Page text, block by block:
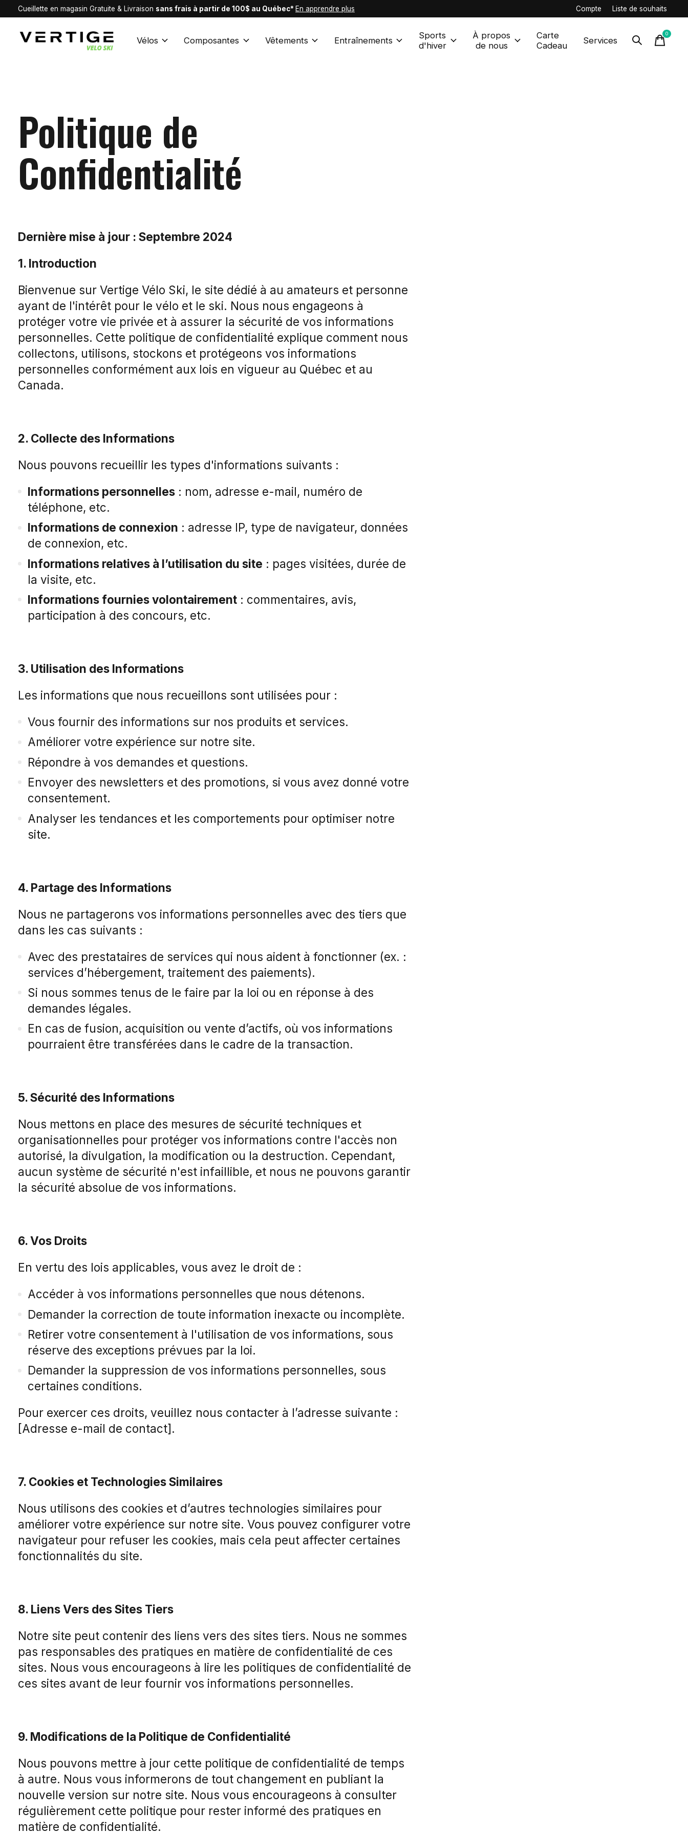
Cueillette en magasin Gratuite & Livraison sans frais à partir de 100$ au Québec* En apprendre plus Compte Liste de souhaits
Vélos Composantes Vêtements Entraînements
Sports
d'hiver
À propos
de nous
Carte
Cadeau
Services
0items
Politique de
Confidentialité
Dernière mise à jour : Septembre 2024
1. Introduction
Bienvenue sur Vertige Vélo Ski, le site dédié à au amateurs et personne
ayant de l'intérêt pour le vélo et le ski. Nous nous engageons à
protéger votre vie privée et à assurer la sécurité de vos informations
personnelles. Cette politique de confidentialité explique comment nous
collectons, utilisons, stockons et protégeons vos informations
personnelles conformément aux lois en vigueur au Québec et au
Canada.
2. Collecte des Informations
Nous pouvons recueillir les types d'informations suivants :
Informations personnelles : nom, adresse e-mail, numéro de
téléphone, etc.
Informations de connexion : adresse IP, type de navigateur, données
de connexion, etc.
Informations relatives à l’utilisation du site : pages visitées, durée de
la visite, etc.
Informations fournies volontairement : commentaires, avis,
participation à des concours, etc.
3. Utilisation des Informations
Les informations que nous recueillons sont utilisées pour :
Vous fournir des informations sur nos produits et services.
Améliorer votre expérience sur notre site.
Répondre à vos demandes et questions.
Envoyer des newsletters et des promotions, si vous avez donné votre
consentement.
Analyser les tendances et les comportements pour optimiser notre
site.
4. Partage des Informations
Nous ne partagerons vos informations personnelles avec des tiers que
dans les cas suivants :
Avec des prestataires de services qui nous aident à fonctionner (ex. :
services d’hébergement, traitement des paiements).
Si nous sommes tenus de le faire par la loi ou en réponse à des
demandes légales.
En cas de fusion, acquisition ou vente d’actifs, où vos informations
pourraient être transférées dans le cadre de la transaction.
5. Sécurité des Informations
Nous mettons en place des mesures de sécurité techniques et
organisationnelles pour protéger vos informations contre l'accès non
autorisé, la divulgation, la modification ou la destruction. Cependant,
aucun système de sécurité n'est infaillible, et nous ne pouvons garantir
la sécurité absolue de vos informations.
6. Vos Droits
En vertu des lois applicables, vous avez le droit de :
Accéder à vos informations personnelles que nous détenons.
Demander la correction de toute information inexacte ou incomplète.
Retirer votre consentement à l'utilisation de vos informations, sous
réserve des exceptions prévues par la loi.
Demander la suppression de vos informations personnelles, sous
certaines conditions.
Pour exercer ces droits, veuillez nous contacter à l’adresse suivante :
[Adresse e-mail de contact].
7. Cookies et Technologies Similaires
Nous utilisons des cookies et d’autres technologies similaires pour
améliorer votre expérience sur notre site. Vous pouvez configurer votre
navigateur pour refuser les cookies, mais cela peut affecter certaines
fonctionnalités du site.
8. Liens Vers des Sites Tiers
Notre site peut contenir des liens vers des sites tiers. Nous ne sommes
pas responsables des pratiques en matière de confidentialité de ces
sites. Nous vous encourageons à lire les politiques de confidentialité de
ces sites avant de leur fournir vos informations personnelles.
9. Modifications de la Politique de Confidentialité
Nous pouvons mettre à jour cette politique de confidentialité de temps
à autre. Nous vous informerons de tout changement en publiant la
nouvelle version sur notre site. Nous vous encourageons à consulter
régulièrement cette politique pour rester informé des pratiques en
matière de confidentialité.